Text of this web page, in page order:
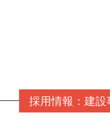
採用情報：建